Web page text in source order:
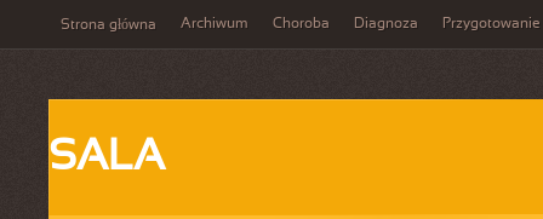
Strona główna Archiwum Choroba Diagnoza Przygotowanie
SALA